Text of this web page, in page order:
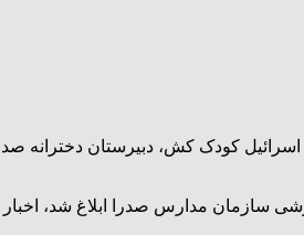
کودک کش، دبیرستان دخترانه
سازمان مدارس صدرا ابلاغ شد،